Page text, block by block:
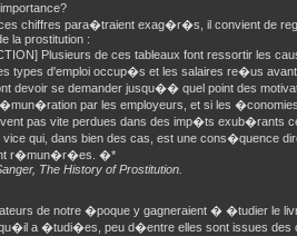
chiffres para�traient exag�r�s, il convient de
la prostitution :
Plusieurs de ces tableaux font ressortir les
types d'emploi occup�s et les salaires re�us
devoir se demander jusqu�� quel point des
par les employeurs, et si les
pas vite perdues dans des imp�ts
qui, dans bien des cas, est une cons�quence
r�mun�r�es. �*
The History of Prostitution.
de notre �poque y gagneraient � �tudier le
a �tudi�es, peu d�entre elles sont issues des